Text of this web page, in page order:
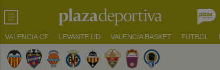
VALENCIA CF LEVANTE UD VALENCIA BASKET FUTBOL